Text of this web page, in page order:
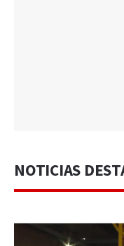
NOTICIAS